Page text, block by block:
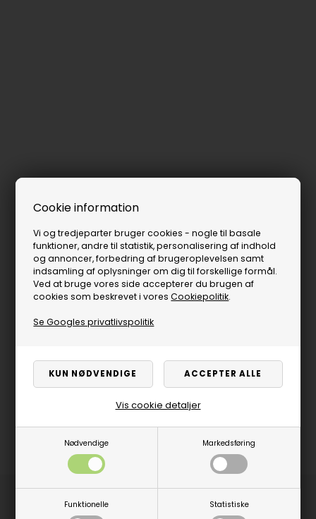
Cookie information
Vi og tredjeparter bruger cookies - nogle til basale
funktioner, andre til statistik, personalisering af indhold
og annoncer, forbedring af brugeroplevelsen samt
indsamling af oplysninger om dig til forskellige formål.
Ved at bruge vores side accepterer du brugen af
cookies som beskrevet i voresCookiepolitik.
Se Googles privatlivspolitik
Nødvendige Markedsføring
Funktionelle Statistiske
Vis cookie detaljer
Produktbeskrivelse